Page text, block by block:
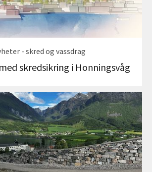
- skred og vassdrag
skredsikring i Honningsvåg